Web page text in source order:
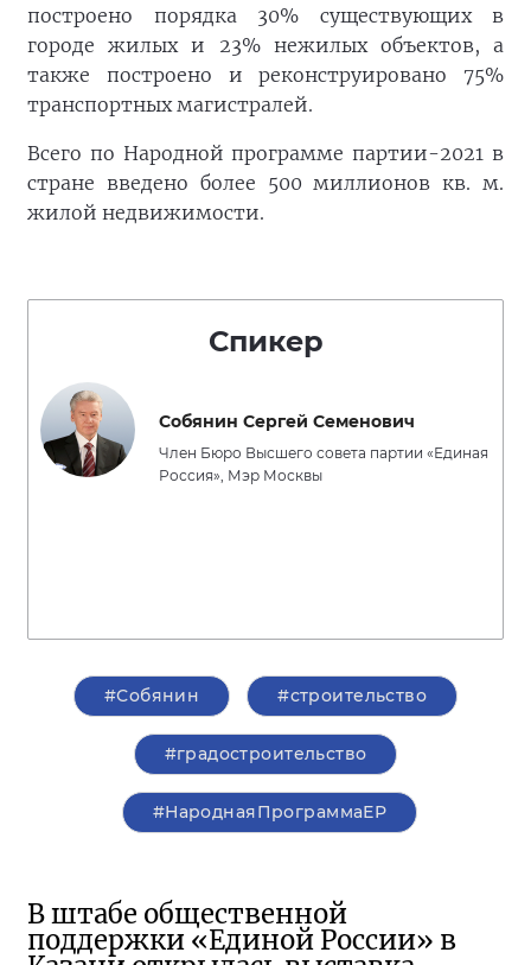
построено порядка 30% существующих в
городе жилых и 23% нежилых объектов, а
также построено и реконструировано 75%
транспортных магистралей.
Всего по Народной программе партии-2021 в
стране введено более 500 миллионов кв. м.
жилой недвижимости.
Спикер
Собянин Сергей Семенович
Член Бюро Высшего совета партии «Единая
Россия», Мэр Москвы
#Собянин #строительство
#градостроительство
#НароднаяПрограммаЕР
В штабе общественной
поддержки «Единой России» в